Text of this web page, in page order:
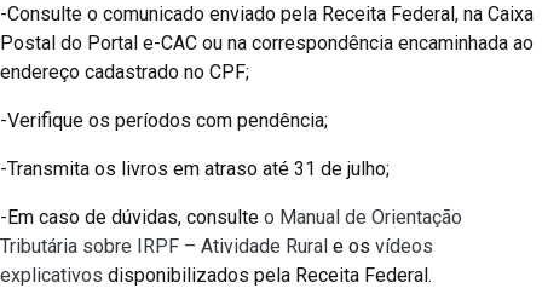
-Consulte o comunicado enviado pela Receita Federal, na Caixa
Postal do Portal e-CAC ou na correspondência encaminhada ao
endereço cadastrado no CPF;
-Verifique os períodos com pendência;
-Transmita os livros em atraso até 31 de julho;
-Em caso de dúvidas, consulte o Manual de Orientação
Tributária sobre IRPF – Atividade Rural e os vídeos
explicativos disponibilizados pela Receita Federal.